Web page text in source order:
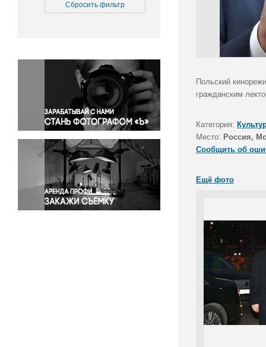
Медицина
Окружающая среда
Политика
Правосудие
Происшествия и конфликты
Религия
Светская жизнь
Спорт
Экология
Экономика и бизнес
Сбросить фильтр
Польский
гражданским
Категория:
Место: Россия,
Сообщить об
Ещё фото